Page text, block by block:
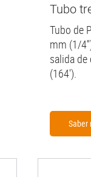
Tubo
Tubo de
mm (1/
salida
(164').
Saber